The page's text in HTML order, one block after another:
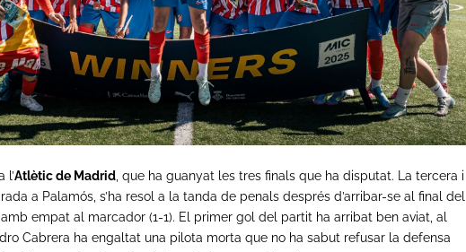
l’Atlètic de Madrid, que ha guanyat les tres finals que ha disputat. La tercera i
a Palamós, s’ha resol a la tanda de penals després d’arribar-se al final del
empat al marcador (1-1). El primer gol del partit ha arribat ben aviat, al
Cabrera ha engaltat una pilota morta que no ha sabut refusar la defensa